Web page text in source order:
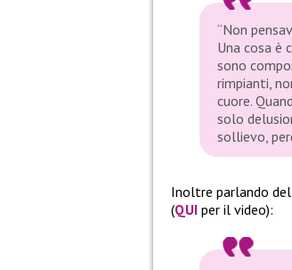
“Non
Una cosa è
sono
rimpianti,
cuore.
solo
sollievo,
Inoltre parlando
(QUI per il video):